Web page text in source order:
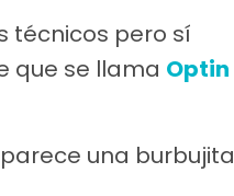
técnicos pero sí
que se llama Optin
una burbujita